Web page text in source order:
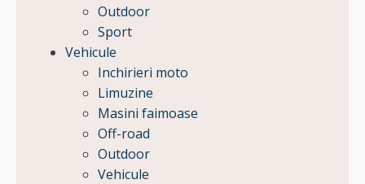
Outdoor
Sport
Vehicule
Inchirieri moto
Limuzine
Masini faimoase
Off-road
Outdoor
Vehicule